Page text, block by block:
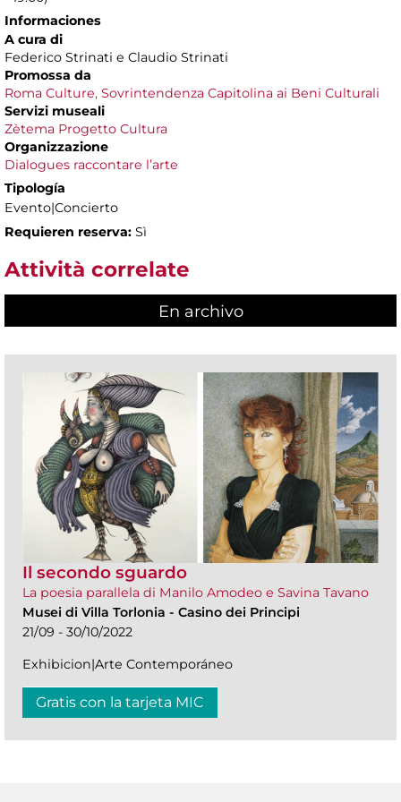
Informaciones
A cura di
Federico Strinati e Claudio Strinati
Promossa da
Roma Culture, Sovrintendenza Capitolina ai Beni Culturali
Servizi museali
Zètema Progetto Cultura
Organizzazione
Dialogues raccontare l’arte
Tipología
Evento|Concierto
Requieren reserva: Sì
Attività correlate
En archivo
Il secondo sguardo
La poesia parallela di Manilo Amodeo e Savina Tavano
Musei di Villa Torlonia - Casino dei Principi
21/09 - 30/10/2022
Exhibicion|Arte Contemporáneo
Gratis con la tarjeta MIC